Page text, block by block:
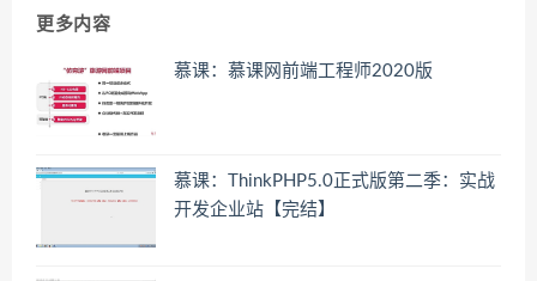
更多内容
慕课：慕课网前端工程师2020版
慕课：ThinkPHP5.0正式版第二季：实战
开发企业站【完结】